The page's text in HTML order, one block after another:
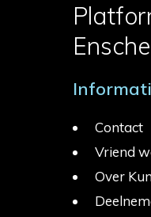
Contact
Vriend
Over